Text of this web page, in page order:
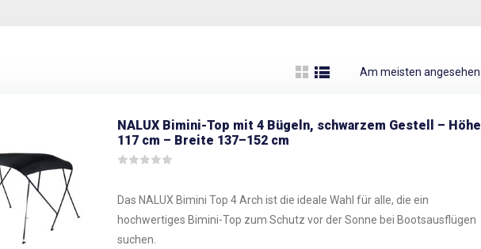
Am meisten angesehen
NALUX Bimini-Top mit 4 Bügeln, schwarzem Gestell – Höhe
117 cm – Breite 137–152 cm
Das NALUX Bimini Top 4 Arch ist die ideale Wahl für alle, die ein
hochwertiges Bimini-Top zum Schutz vor der Sonne bei Bootsausflügen
suchen.